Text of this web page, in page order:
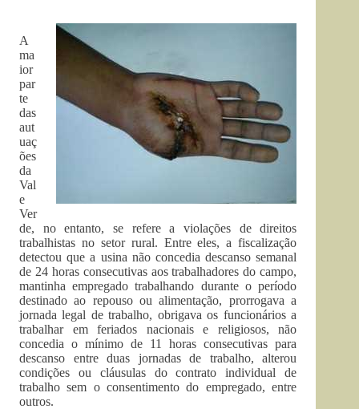
A
ma
ior
par
te
das
aut
uaç
ões
da
Val
e
Ver
de, no entanto, se refere a violações de direitos
trabalhistas no setor rural. Entre eles, a fiscalização
detectou que a usina não concedia descanso semanal
de 24 horas consecutivas aos trabalhadores do campo,
mantinha empregado trabalhando durante o período
destinado ao repouso ou alimentação, prorrogava a
jornada legal de trabalho, obrigava os funcionários a
trabalhar em feriados nacionais e religiosos, não
concedia o mínimo de 11 horas consecutivas para
descanso entre duas jornadas de trabalho, alterou
condições ou cláusulas do contrato individual de
trabalho sem o consentimento do empregado, entre
outros.